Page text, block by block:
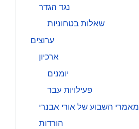
נגד הגדר
שאלות בטחוניות
ערוצים
ארכיון
יומנים
פעילויות עבר
מאמרי השבוע של אורי אבנרי
הורדות